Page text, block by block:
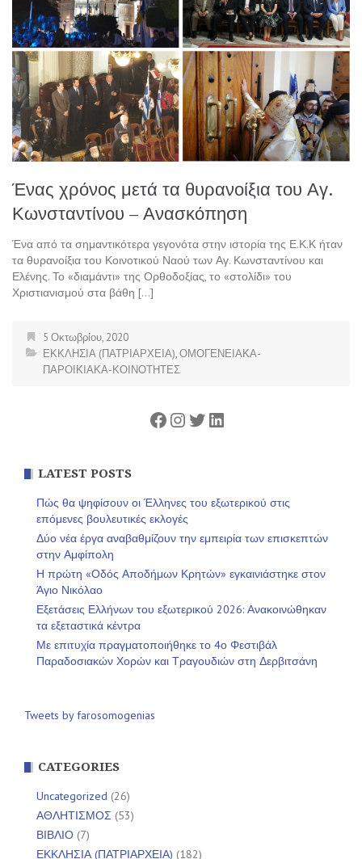
Ένας χρόνος μετά τα θυρανοίξια του Αγ.
Κωνσταντίνου – Ανασκόπηση
Ένα από τα σημαντικότερα γεγονότα στην ιστορία της Ε.Κ.Κ ήταν
τα θυρανοίξια του Κοινοτικού Ναού των Αγ. Κωνσταντίνου και
Ελένης. Το «διαμάντι» της Ορθοδοξίας, το «στολίδι» του
Χριστιανισμού στα βάθη […]
5 Οκτωβρίου, 2020
ΕΚΚΛΗΣΙΑ (ΠΑΤΡΙΑΡΧΕΙΑ),ΟΜΟΓΕΝΕΙΑΚΑ-
ΠΑΡΟΙΚΙΑΚΑ-ΚΟΙΝΟΤΗΤΕΣ
Facebook
Instagram
Twitter
Linkedin
LATEST POSTS
Πώς θα ψηφίσουν οι Έλληνες του εξωτερικού στις
επόμενες βουλευτικές εκλογές
Δύο νέα έργα αναβαθμίζουν την εμπειρία των επισκεπτών
στην Αμφίπολη
Η πρώτη «Οδός Αποδήμων Κρητών» εγκαινιάστηκε στον
Άγιο Νικόλαο
Εξετάσεις Ελλήνων του εξωτερικού 2026: Ανακοινώθηκαν
τα εξεταστικά κέντρα
Με επιτυχία πραγματοποιήθηκε το 4ο Φεστιβάλ
Παραδοσιακών Χορών και Τραγουδιών στη Δερβιτσάνη
Tweets by farosomogenias
CATEGORIES
Uncategorized (26)
ΑΘΛΗΤΙΣΜΟΣ (53)
ΒΙΒΛΙΟ (7)
ΕΚΚΛΗΣΙΑ (ΠΑΤΡΙΑΡΧΕΙΑ) (182)